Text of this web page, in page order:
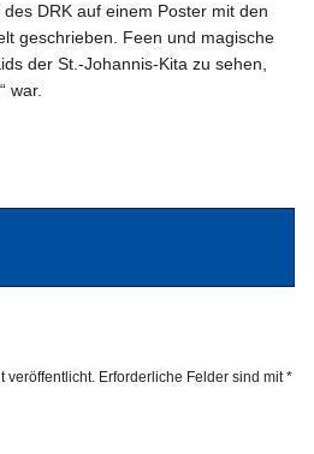
DRK auf einem Poster mit den
geschrieben. Feen und magische
der St.-Johannis-Kita zu sehen,
war.
veröffentlicht. Erforderliche Felder sind mit*